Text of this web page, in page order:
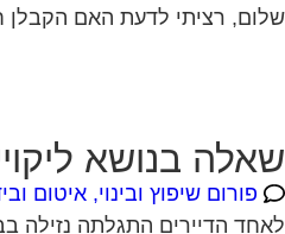
שלום, רציתי לדעת האם הקבלן
שאלה בנושא
פורום שיפוץ ובינוי, איטום
לאחד הדיירים התגלתה נזילה